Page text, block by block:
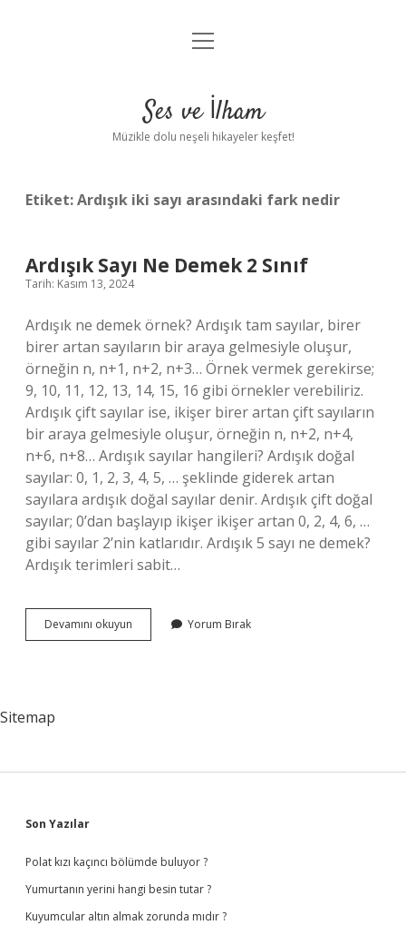
Anasayfa
Yasal Uyarı
menüyü
Ses ve İlham
Müzikle dolu neşeli hikayeler keşfet!
Etiket:Ardışık iki sayı arasındaki fark nedir
Ardışık Sayı Ne Demek 2 Sınıf
Tarih: Kasım 13, 2024
Ardışık ne demek örnek? Ardışık tam sayılar, birer
birer artan sayıların bir araya gelmesiyle oluşur,
örneğin n, n+1, n+2, n+3… Örnek vermek gerekirse;
9, 10, 11, 12, 13, 14, 15, 16 gibi örnekler verebiliriz.
Ardışık çift sayılar ise, ikişer birer artan çift sayıların
bir araya gelmesiyle oluşur, örneğin n, n+2, n+4,
n+6, n+8… Ardışık sayılar hangileri? Ardışık doğal
sayılar: 0, 1, 2, 3, 4, 5, … şeklinde giderek artan
sayılara ardışık doğal sayılar denir. Ardışık çift doğal
sayılar; 0’dan başlayıp ikişer ikişer artan 0, 2, 4, 6, …
gibi sayılar 2’nin katlarıdır. Ardışık 5 sayı ne demek?
Ardışık terimleri sabit…
Devamını okuyun
Sayı
Yorum Bırak
Sitemap
Sidebar
Son Yazılar
Polat kızı kaçıncı bölümde buluyor ?
Yumurtanın yerini hangi besin tutar ?
Kuyumcular altın almak zorunda mıdır ?